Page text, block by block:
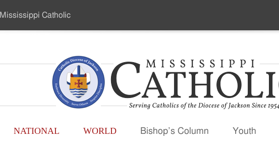
Mississippi Catholic
NATIONAL WORLD Bishop’s Column Youth